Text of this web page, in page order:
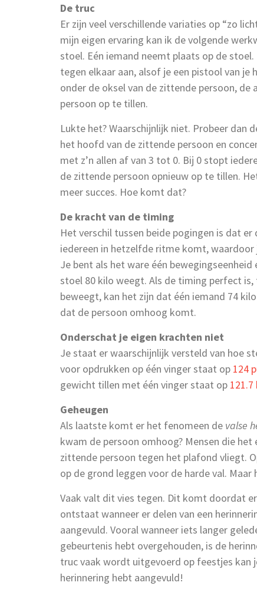
De truc
Er zijn veel verschillende variaties op “zo
mijn eigen ervaring kan ik de volgende
stoel. Eén iemand neemt plaats op de
tegen elkaar aan, alsof je een pistool van
onder de oksel van de zittende persoon,
persoon op te tillen.
Lukte het? Waarschijnlijk niet. Probeer dan
het hoofd van de zittende persoon en
met z’n allen af van 3 tot 0. Bij 0 stopt
de zittende persoon opnieuw op te tillen.
meer succes. Hoe komt dat?
De kracht van de timing
Het verschil tussen beide pogingen is dat
iedereen in hetzelfde ritme komt,
Je bent als het ware één
stoel 80 kilo weegt. Als de timing perfect
beweegt, kan het zijn dat één iemand 74
dat de persoon omhoog komt.
Onderschat je eigen krachten niet
Je staat er waarschijnlijk versteld van hoe
voor opdrukken op één vinger staat op 124
gewicht tillen met één vinger staat op 121.7
Geheugen
Als laatste komt er het fenomeen de valse
kwam de persoon omhoog? Mensen die
zittende persoon tegen het plafond vliegt.
op de grond leggen voor de harde val.
Vaak valt dit vies tegen. Dit komt doordat
ontstaat wanneer er delen van een
aangevuld. Vooral wanneer iets langer
gebeurtenis hebt overgehouden, is de
truc vaak wordt uitgevoerd op feestjes
herinnering hebt aangevuld!